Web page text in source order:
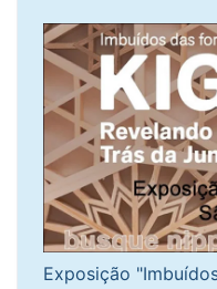
Exposição